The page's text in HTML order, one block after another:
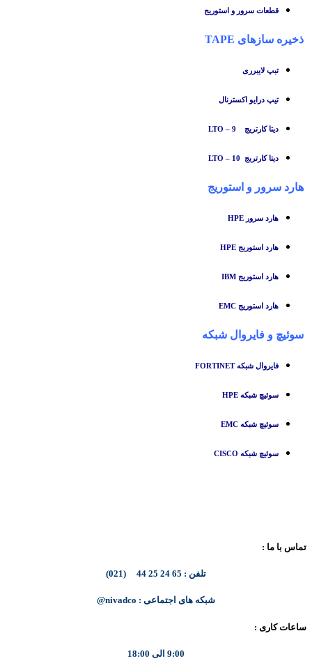
قطعات سرور و استوریج
ذخیره سازهای TAPE
تبپ لایبرری
تیپ درایو اکسترنال
دیتا کارتریج LTO – 9
دیتا کارتریج LTO – 10
هارد سرور و استوریج
هارد سرور HPE
هارد استوریج HPE
هارد استوریج IBM
هارد استوریج EMC
سوئیچ و فایروال شبکه
فایروال شبکه FORTINET
سوئیچ شبکه HPE
سوئیچ شبکه EMC
سوئیچ شبکه CISCO
تماس با ما :
تلفن : 65 24 25 44 (021)
شبکه های اجتماعی : nivadco@
ساعات کاری :
9:00 الی 18:00